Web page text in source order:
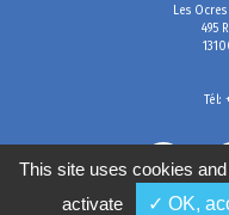
Les
495
Tél:
This site uses cookies
activate
✓ OK,